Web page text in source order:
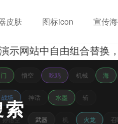
皮肤 图标icon 宣传
站中自由组合替换，
门 悟空 吃鸡 机械 海
战场 神话 水墨 斩
孙悟空 武器 机 火龙 召